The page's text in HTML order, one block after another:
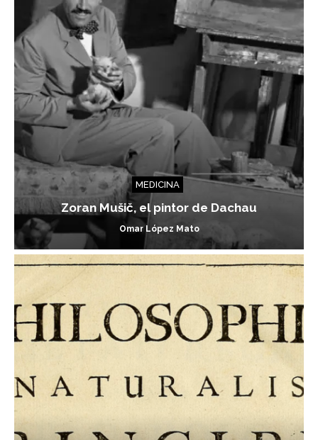
MEDICINA
Zoran Mušič, el pintor de Dachau
Omar López Mato